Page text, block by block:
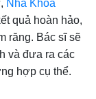
Nha Khoa
quả hoàn hảo,
răng. Bác sĩ sẽ
và đưa ra các
hợp cụ thể.